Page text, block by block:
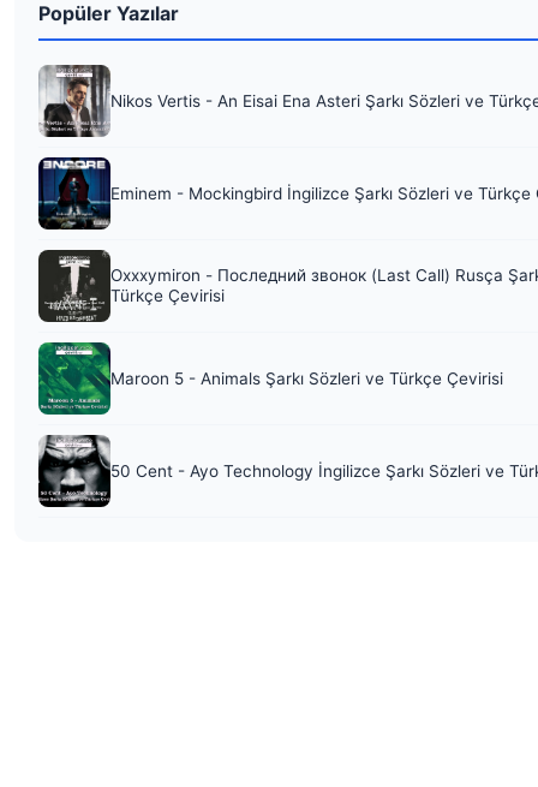
Popüler Yazılar
Nikos Vertis - An Eisai Ena Asteri Şarkı Sözleri ve
Eminem - Mockingbird İngilizce Şarkı Sözleri ve Türkçe
Oxxxymiron - Последний звонок (Last Call) Rusça
Türkçe Çevirisi
Maroon 5 - Animals Şarkı Sözleri ve Türkçe Çevirisi
50 Cent - Ayo Technology İngilizce Şarkı Sözleri ve